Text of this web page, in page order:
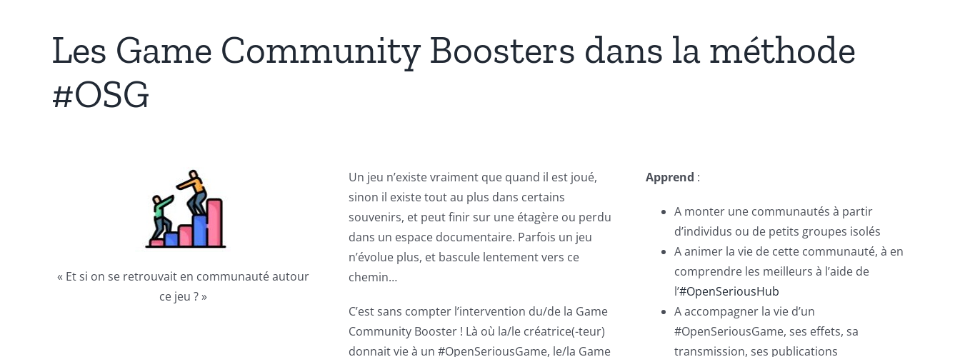
Les Game Community Boosters dans la méthode
#OSG
« Et si on se retrouvait en communauté autour
ce jeu ? »
Un jeu n’existe vraiment que quand il est joué,
sinon il existe tout au plus dans certains
souvenirs, et peut finir sur une étagère ou perdu
dans un espace documentaire. Parfois un jeu
n’évolue plus, et bascule lentement vers ce
chemin…
C’est sans compter l’intervention du/de la Game
Community Booster ! Là où la/le créatrice(-teur)
donnait vie à un #OpenSeriousGame, le/la Game
Apprend :
A monter une communautés à partir
d’individus ou de petits groupes isolés
A animer la vie de cette communauté, à en
comprendre les meilleurs à l’aide de
l’#OpenSeriousHub
A accompagner la vie d’un
#OpenSeriousGame, ses effets, sa
transmission, ses publications